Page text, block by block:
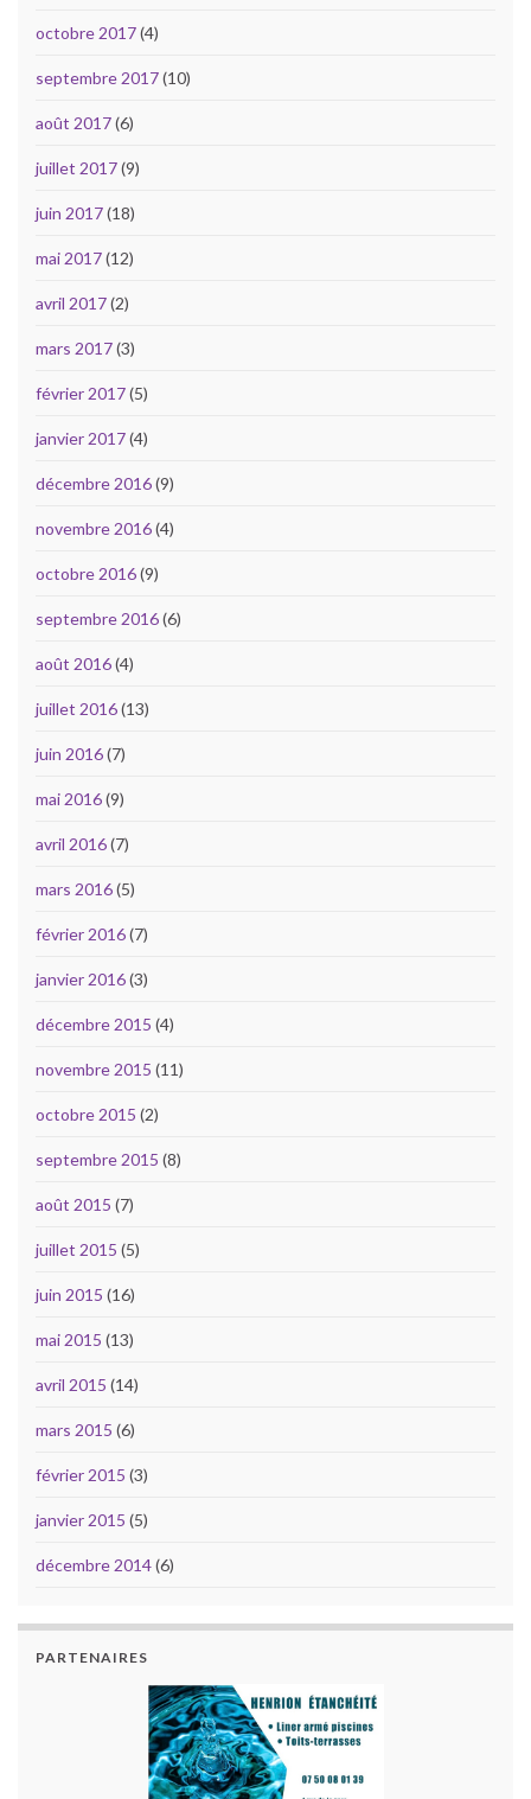
octobre 2017(4)
septembre 2017(10)
août 2017(6)
juillet 2017(9)
juin 2017(18)
mai 2017(12)
avril 2017(2)
mars 2017(3)
février 2017(5)
janvier 2017(4)
décembre 2016(9)
novembre 2016(4)
octobre 2016(9)
septembre 2016(6)
août 2016(4)
juillet 2016(13)
juin 2016(7)
mai 2016(9)
avril 2016(7)
mars 2016(5)
février 2016(7)
janvier 2016(3)
décembre 2015 (4)
novembre 2015 (11)
octobre 2015 (2)
septembre 2015 (8)
août 2015 (7)
juillet 2015 (5)
juin 2015 (16)
mai 2015 (13)
avril 2015 (14)
mars 2015 (6)
février 2015 (3)
janvier 2015 (5)
décembre 2014(6)
PARTENAIRES